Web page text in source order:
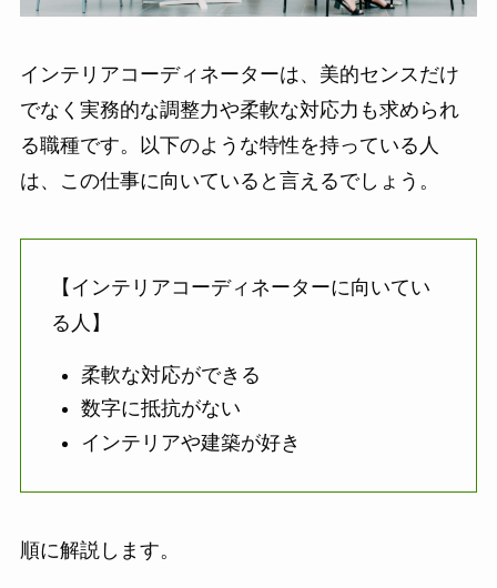
インテリアコーディネーターは、美的センスだけ
でなく実務的な調整力や柔軟な対応力も求められ
る職種です。以下のような特性を持っている人
は、この仕事に向いていると言えるでしょう。
【インテリアコーディネーターに向いてい
る人】
柔軟な対応ができる
数字に抵抗がない
インテリアや建築が好き
順に解説します。